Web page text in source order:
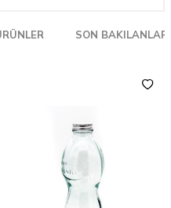
SON BAKILANLAR